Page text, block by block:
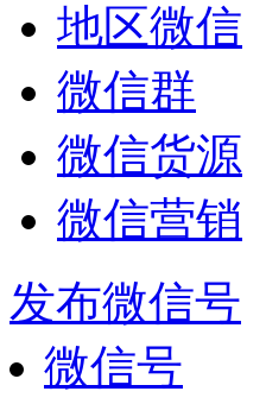
地区微信
微信群
微信货源
微信营销
发布微信号
微信号